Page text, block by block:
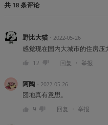
共 18条评论
野比大猫・ 2022-05-26
感觉现在国内大城市的住房压
12 回复 ・ 举报
阿陶・ 2022-05-26
团地真有意思。
9 回复 ・ 举报